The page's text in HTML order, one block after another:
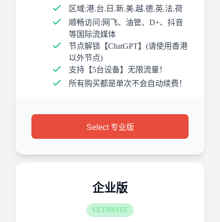
区域:港.台.日.新.美.越.德.英.法.荷
顺畅访问:网飞、油管、D+、抖音
等国际流媒体
节点解锁【ChatGPT】(请使用香港
以外节点)
支持【5台设备】无限流量！
所有购买都是单次不会自动续费！
Select 专业版
企业版
ULTIMATE